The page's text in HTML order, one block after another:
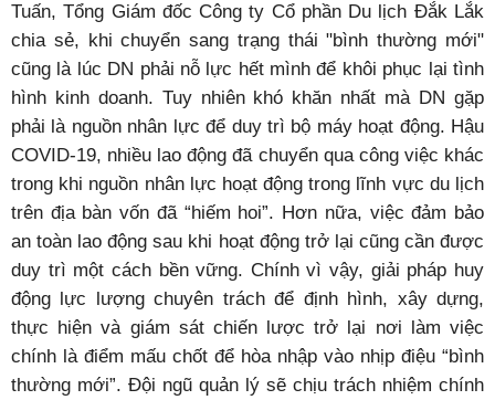
Tuấn, Tổng Giám đốc Công ty Cổ phần Du lịch Đắk Lắk
chia sẻ, khi chuyển sang trạng thái "bình thường mới"
cũng là lúc DN phải nỗ lực hết mình để khôi phục lại tình
hình kinh doanh. Tuy nhiên khó khăn nhất mà DN gặp
phải là nguồn nhân lực để duy trì bộ máy hoạt động. Hậu
COVID-19, nhiều lao động đã chuyển qua công việc khác
trong khi nguồn nhân lực hoạt động trong lĩnh vực du lịch
trên địa bàn vốn đã “hiếm hoi”. Hơn nữa, việc đảm bảo
an toàn lao động sau khi hoạt động trở lại cũng cần được
duy trì một cách bền vững. Chính vì vậy, giải pháp huy
động lực lượng chuyên trách để định hình, xây dựng,
thực hiện và giám sát chiến lược trở lại nơi làm việc
chính là điểm mấu chốt để hòa nhập vào nhịp điệu “bình
thường mới”. Đội ngũ quản lý sẽ chịu trách nhiệm chính